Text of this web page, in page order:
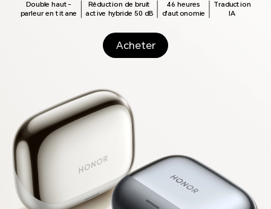
Double haut-
parleur en titane
Réduction de bruit
active hybride 50 dB
46 heures
d'autonomie
Traduction
IA
Acheter